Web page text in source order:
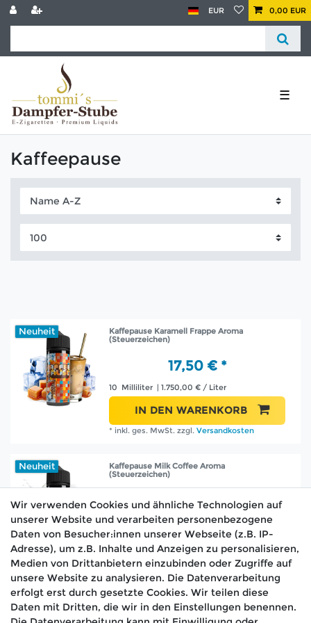
EUR 0,00 EUR
☰
Kaffeepause
Neuheit
Kaffepause Karamell Frappe Aroma
(Steuerzeichen)
17,50 € *
10 Milliliter | 1.750,00 € / Liter
IN DEN WARENKORB
* inkl. ges. MwSt. zzgl.Versandkosten
Neuheit
Kaffepause Milk Coffee Aroma
(Steuerzeichen)
15,90 € *
10 Milliliter | 1.590,00 € / Liter
IN DEN WARENKORB
*inkl. ges. MwSt.zzgl.Versandkosten
Wir verwenden Cookies und ähnliche Technologien auf
unserer Website und verarbeiten personenbezogene
Daten von Besucher:innen unserer Webseite (z.B. IP-
Adresse), um z.B. Inhalte und Anzeigen zu personalisieren,
Medien von Drittanbietern einzubinden oder Zugriffe auf
unsere Website zu analysieren. Die Datenverarbeitung
erfolgt erst durch gesetzte Cookies. Wir teilen diese
Daten mit Dritten, die wir in den Einstellungen benennen.